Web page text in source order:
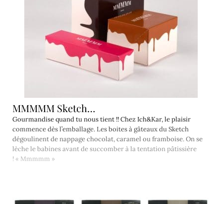
MMMMM Sketch…
Gourmandise quand tu nous tient !! Chez Ich&Kar, le plaisir
commence dès l’emballage. Les boites à gâteaux du Sketch
dégoulinent de nappage chocolat, caramel ou framboise. On se
lèche le babines avant de succomber à la tentation pâtissière
! « Mmmmm »